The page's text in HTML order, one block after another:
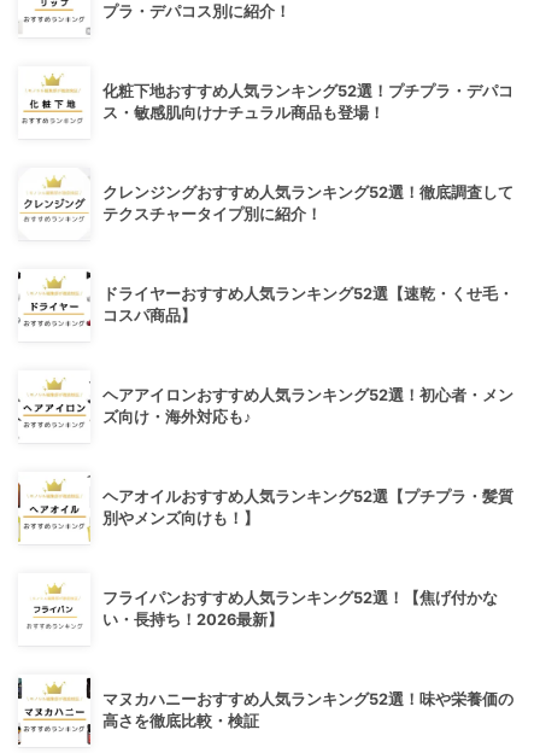
プラ・デパコス別に紹介！
化粧下地おすすめ人気ランキング52選！プチプラ・デパコ
ス・敏感肌向けナチュラル商品も登場！
クレンジングおすすめ人気ランキング52選！徹底調査して
テクスチャータイプ別に紹介！
ドライヤーおすすめ人気ランキング52選【速乾・くせ毛・
コスパ商品】
ヘアアイロンおすすめ人気ランキング52選！初心者・メン
ズ向け・海外対応も♪
ヘアオイルおすすめ人気ランキング52選【プチプラ・髪質
別やメンズ向けも！】
フライパンおすすめ人気ランキング52選！【焦げ付かな
い・長持ち！2026最新】
マヌカハニーおすすめ人気ランキング52選！味や栄養価の
高さを徹底比較・検証